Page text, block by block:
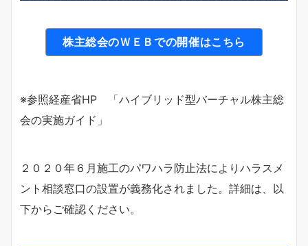
株主総会のＷＥＢでの開催はこちら
※参照経産省HP 「ハイブリッド型バーチャル株主総
会の実施ガイド」
２０２０年６月施工のパワハラ防止法によりハラスメ
ント相談窓口の設置が義務化されました。詳細は、以
下からご確認ください。